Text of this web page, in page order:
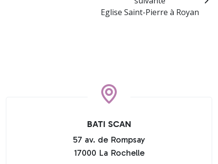
Eglise Saint-Pierre à Royan
BATI SCAN
57 av. de Rompsay
17000 La Rochelle